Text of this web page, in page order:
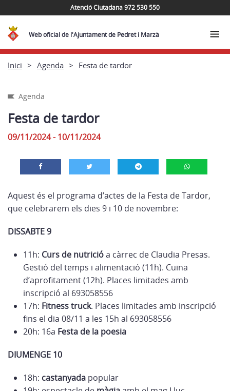
Atenció Ciutadana 972 530 550
Web oficial de l'Ajuntament de Pedret i Marzà
Inici Agenda Festa de tardor
Agenda
Festa de tardor
09/11/2024 - 10/11/2024
Aquest és el programa d’actes de la Festa de Tardor,
que celebrarem els dies 9 i 10 de novembre:
DISSABTE 9
11h: Curs de nutricióa càrrec de Claudia Presas.
Gestió del temps i alimentació (11h). Cuina
d’aprofitament (12h). Places limitades amb
inscripció al 693058556
17h: Fitness truck. Places limitades amb inscripció
fins el dia 08/11 a les 15h al 693058556
20h: 16a Festa de la poesia
DIUMENGE 10
18h: castanyada popular